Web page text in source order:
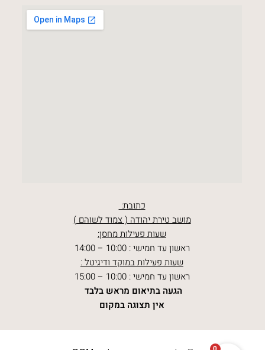
כתובת:
מושב טירת יהודה ( צמוד לשוהם )
שעות פעילות מחסן:
ראשון עד חמישי : 10:00 – 14:00
שעות פעילות במוקד ודיגיטל :
ראשון עד חמישי : 10:00 – 15:00
הגעה בתיאום מראש בלבד
אין תצוגה במקום